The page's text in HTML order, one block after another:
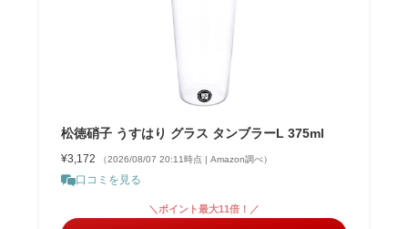
松徳硝子 うすはり グラス タンブラーL 375ml
¥3,172 （2026/08/07 20:11時点 | Amazon調べ）
口コミを見る
＼ポイント最大11倍！／